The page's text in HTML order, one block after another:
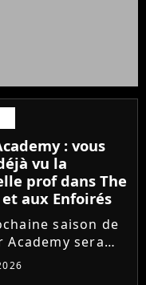
: vous
vu la
prof dans The
aux Enfoirés
saison de
Academy sera
par une